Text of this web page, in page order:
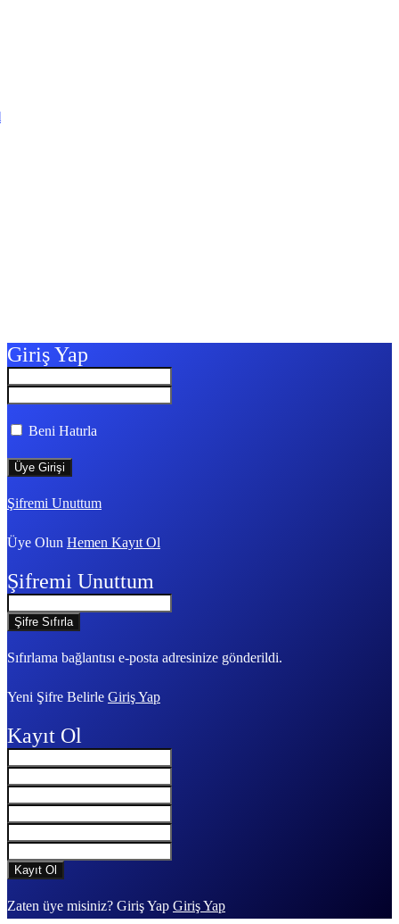
Giriş Yap
Beni Hatırla
Şifremi Unuttum
Üye Olun Hemen Kayıt Ol
Şifremi Unuttum
Sıfırlama bağlantısı e-posta adresinize gönderildi.
Yeni Şifre Belirle Giriş Yap
Kayıt Ol
Zaten üye misiniz? Giriş Yap Giriş Yap